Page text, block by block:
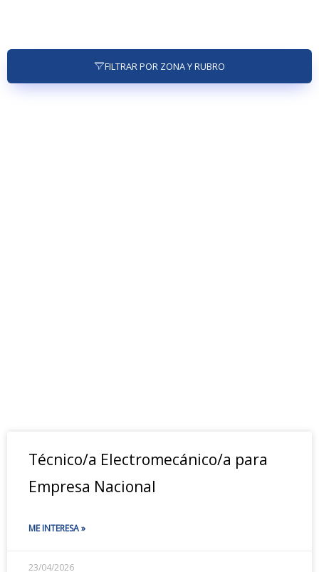
FILTRAR POR ZONA Y RUBRO
Técnico/a Electromecánico/a para
Empresa Nacional
ME INTERESA »
23/04/2026